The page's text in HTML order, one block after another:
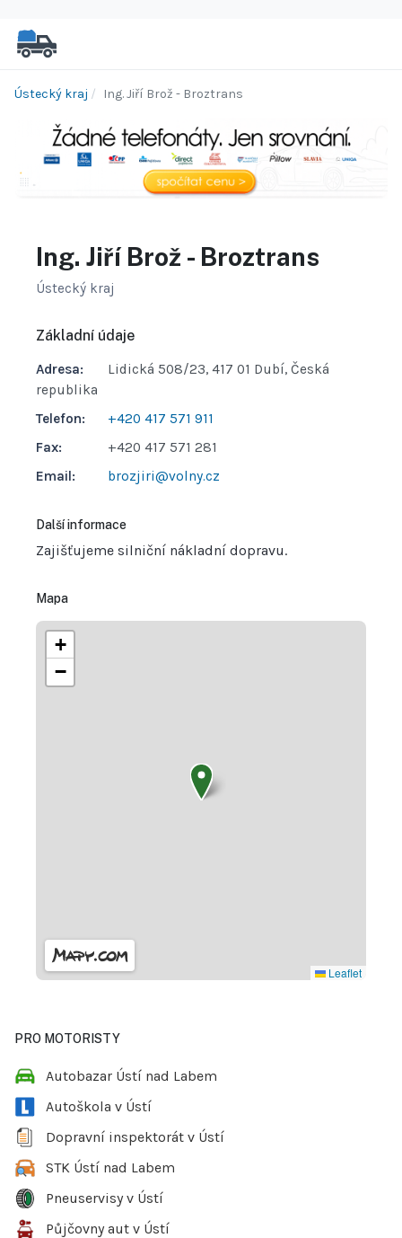
Ústecký kraj Ing. Jiří Brož - Broztrans
Ing. Jiří Brož - Broztrans
Ústecký kraj
Základní údaje
Adresa:
Lidická 508/23, 417 01 Dubí, Česká
republika
Telefon:
+420 417 571 911
Fax:
+420 417 571 281
Email:
brozjiri@volny.cz
Další informace
Zajišťujeme silniční nákladní dopravu.
Mapa
+
−
Leaflet
PRO MOTORISTY
Autobazar Ústí nad Labem
Autoškola v Ústí
Dopravní inspektorát v Ústí
STK Ústí nad Labem
Pneuservisy v Ústí
Půjčovny aut v Ústí